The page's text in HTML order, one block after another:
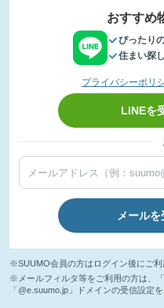
おすすめ
ぴったり
住まい探
プライバシーポリ
LINEを
メール
※SUUMO会員の方はログイン後にご利
※メールフィルタ等をご利用の方は、
「@e.suumo.jp」ドメインの受信設定